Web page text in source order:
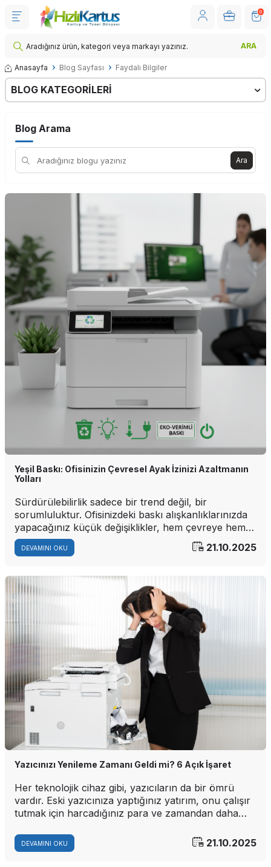
ARA
0
Anasayfa Blog Sayfası Faydalı Bilgiler
BLOG KATEGORILERI
Blog Arama
Ara
Yeşil Baskı: Ofisinizin Çevresel Ayak İzinizi Azaltmanın
Yolları
Sürdürülebilirlik sadece bir trend değil, bir
sorumluluktur. Ofisinizdeki baskı alışkanlıklarınızda
yapacağınız küçük değişiklikler, hem çevreye hem
de bütçenize katkı sağlar.
DEVAMINI OKU 21.10.2025
Yazıcınızı Yenileme Zamanı Geldi mi? 6 Açık İşaret
Her teknolojik cihaz gibi, yazıcıların da bir ömrü
vardır. Eski yazıcınıza yaptığınız yatırım, onu çalışır
tutmak için harcadığınız para ve zamandan daha
demektir. İşte 6 açık işaret:
DEVAMINI OKU 21.10.2025